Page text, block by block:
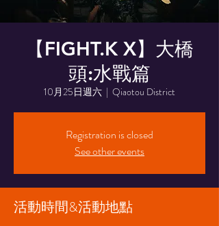
【FIGHT.K X】大橋
頭:水戰篇
10月25日週六
  |
Qiaotou District
Registration is closed
See other events
活動時間&活動地點